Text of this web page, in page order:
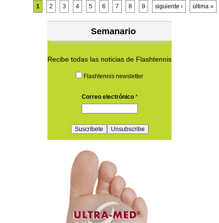
1 2 3 4 5 6 7 8 9 siguiente › última »
Semanario
Recibe todas las noticias de Flashtennis
Flashtennis newsletter
Correo electrónico *